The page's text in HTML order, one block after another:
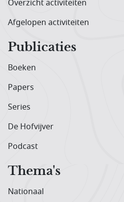
Overzicht activiteiten
Afgelopen activiteiten
Publicaties
Boeken
Papers
Series
De Hofvijver
Podcast
Thema's
Nationaal